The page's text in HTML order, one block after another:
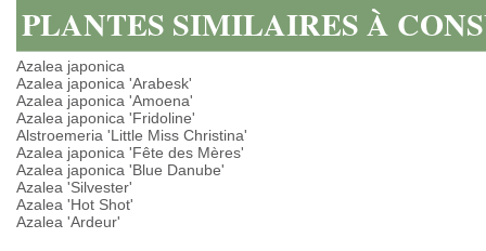
PLANTES SIMILAIRES À
Azalea japonica
Azalea japonica 'Arabesk'
Azalea japonica 'Amoena'
Azalea japonica 'Fridoline'
Alstroemeria 'Little Miss Christina'
Azalea japonica 'Fête des Mères'
Azalea japonica 'Blue Danube'
Azalea 'Silvester'
Azalea 'Hot Shot'
Azalea 'Ardeur'